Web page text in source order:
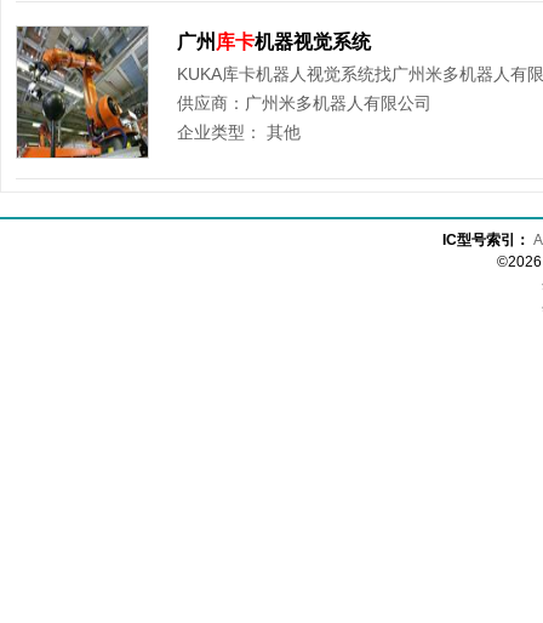
广州 库卡机器视觉系统
KUKA库卡机器人视觉系统找广州米多机器人有
供应商： 广州米多机器人有限公司
企业类型：
其他
IC型号索引： A
©2026